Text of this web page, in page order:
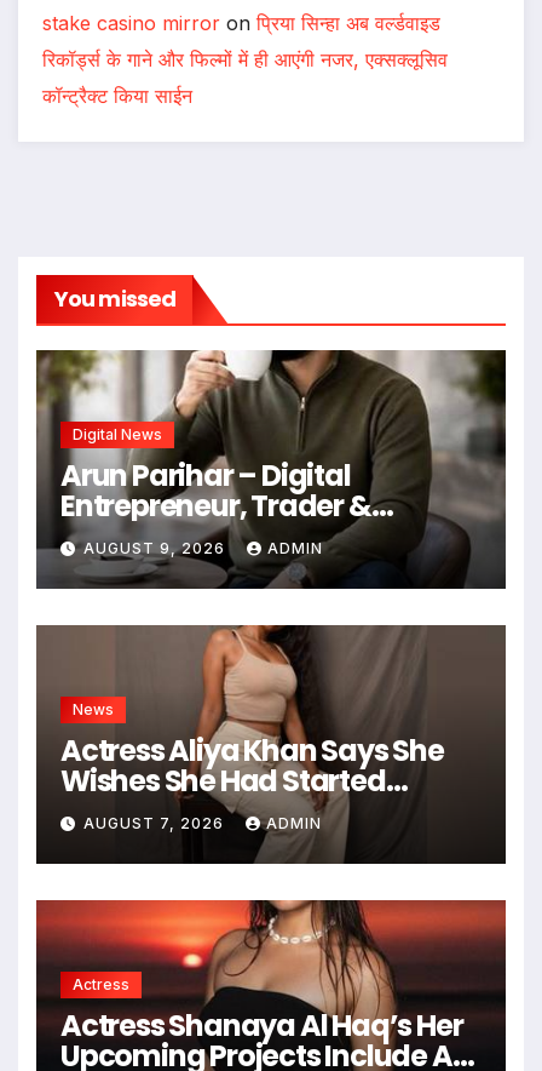
stake casino mirror onप्रिया सिन्हा अब वर्ल्डवाइड
रिकॉर्ड्स के गाने और फिल्मों में ही आएंगी नजर, एक्सक्लूसिव
कॉन्ट्रैक्ट किया साईन
You missed
Digital News
Arun Parihar – Digital
Entrepreneur, Trader &
Founder of Hashtag Digital
Media
AUGUST 9, 2026 ADMIN
News
Actress Aliya Khan Says She
Wishes She Had Started
Acting Earlier
AUGUST 7, 2026 ADMIN
Actress
Actress Shanaya Al Haq’s Her
Upcoming Projects Include A